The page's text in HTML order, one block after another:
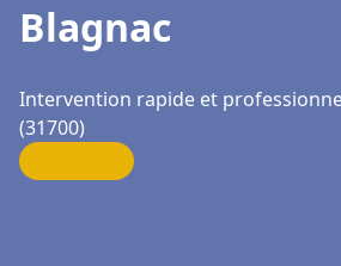
Blagnac
Intervention rapide et
(31700)